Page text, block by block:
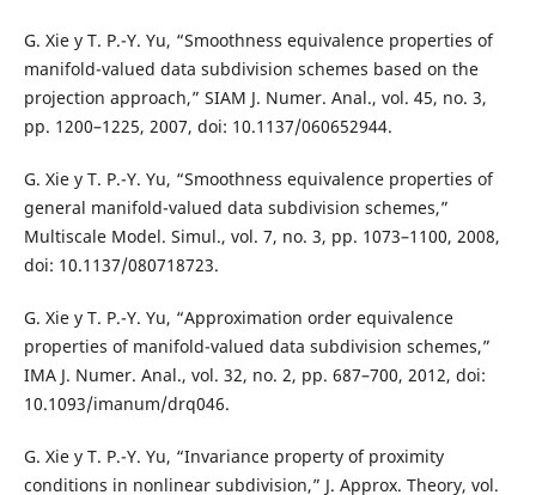
G. Xie y T. P.-Y. Yu, “Smoothness equivalence properties of
manifold-valued data subdivision schemes based on the
projection approach,” SIAM J. Numer. Anal., vol. 45, no. 3,
pp. 1200–1225, 2007, doi: 10.1137/060652944.
G. Xie y T. P.-Y. Yu, “Smoothness equivalence properties of
general manifold-valued data subdivision schemes,”
Multiscale Model. Simul., vol. 7, no. 3, pp. 1073–1100, 2008,
doi: 10.1137/080718723.
G. Xie y T. P.-Y. Yu, “Approximation order equivalence
properties of manifold-valued data subdivision schemes,”
IMA J. Numer. Anal., vol. 32, no. 2, pp. 687–700, 2012, doi:
10.1093/imanum/drq046.
G. Xie y T. P.-Y. Yu, “Invariance property of proximity
conditions in nonlinear subdivision,” J. Approx. Theory, vol.